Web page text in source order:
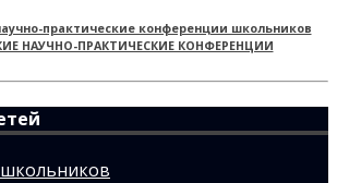
НАУЧНО-ПРАКТИЧЕСКИЕ КОНФЕРЕНЦИИ